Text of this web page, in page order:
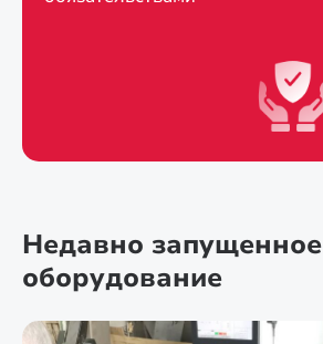
Недавно запущенное
оборудование